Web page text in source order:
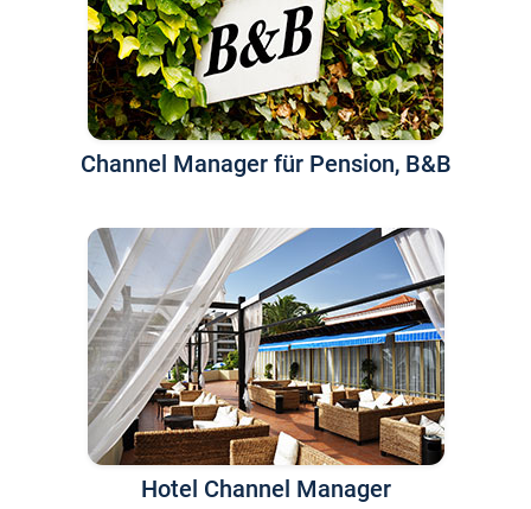
Channel Manager für Pension, B&B
Hotel Channel Manager